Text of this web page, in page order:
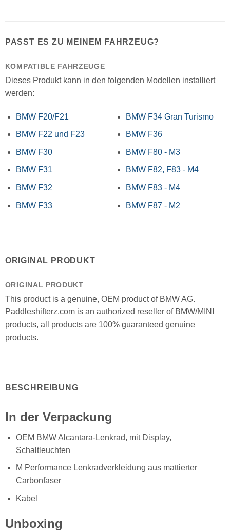
PASST ES ZU MEINEM FAHRZEUG?
KOMPATIBLE FAHRZEUGE
Dieses Produkt kann in den folgenden Modellen installiert
werden:
BMW F20/F21
BMW F22 und F23
BMW F30
BMW F31
BMW F32
BMW F33
BMW F34 Gran Turismo
BMW F36
BMW F80 - M3
BMW F82, F83 - M4
BMW F83 - M4
BMW F87 - M2
ORIGINAL PRODUKT
ORIGINAL PRODUKT
This product is a genuine, OEM product of BMW AG.
Paddleshifterz.com is an authorized reseller of BMW/MINI
products, all products are 100% guaranteed genuine
products.
BESCHREIBUNG
In der Verpackung
OEM BMW Alcantara-Lenkrad, mit Display,
Schaltleuchten
M Performance Lenkradverkleidung aus mattierter
Carbonfaser
Kabel
Unboxing